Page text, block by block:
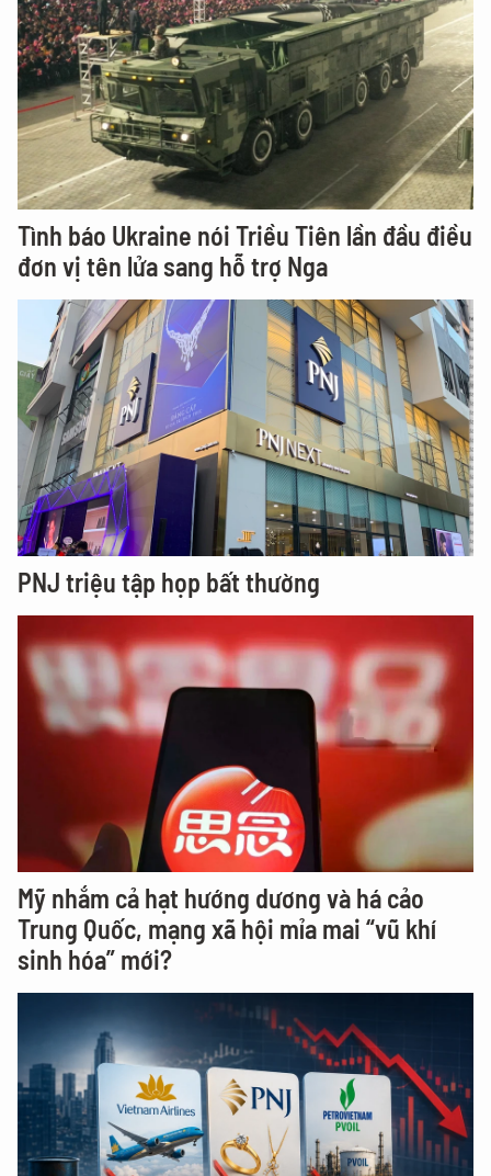
Tình báo Ukraine nói Triều Tiên lần đầu điều
đơn vị tên lửa sang hỗ trợ Nga
PNJ triệu tập họp bất thường
Mỹ nhắm cả hạt hướng dương và há cảo
Trung Quốc, mạng xã hội mỉa mai “vũ khí
sinh hóa” mới?